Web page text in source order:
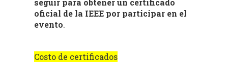
seguir para obtener un certificado
oficial de la IEEE por participar en el
evento.
Costo de certificados